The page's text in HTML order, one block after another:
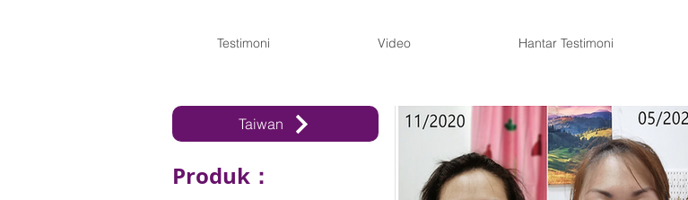
Testimoni Video Hantar Testimoni
Taiwan
Produk：